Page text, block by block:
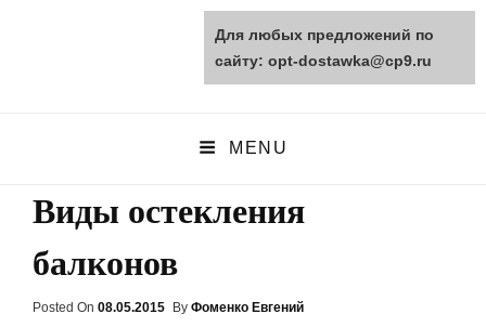
opt-dostawka.ru
MENU
Виды остекления
балконов
Posted On Posted
08.05.2015 By Фоменко Евгений
Для любых предложений по
сайту: opt-dostawka@cp9.ru